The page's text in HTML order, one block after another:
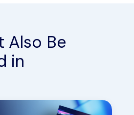
Also Be
in